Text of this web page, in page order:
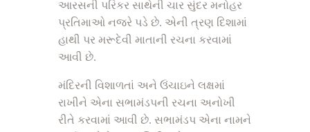
આરસની પરિકર સાથેની ચાર સુંદર મનોહર
પ્રતિમાઓ નજરે પડે છે. એની ત્રણ દિશામાં
હાથી પર મરૂદેવી માતાની રચના કરવામાં
આવી છે.
મંદિરની વિશાળતાં અને ઉંચાઇને લક્ષમાં
રાખીને એના સભામંડપની રચના અનોખી
રીતે કરવામાં આવી છે. સભામંડપ એના નામને